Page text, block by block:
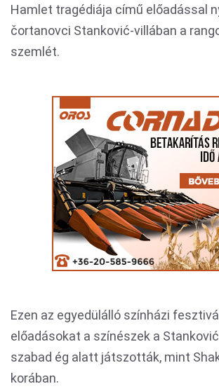
Hamlet tragédiája című előadással
čortanovci Stanković-villában a
szemlét.
Ezen az egyedülálló színházi
előadásokat a színészek a
szabad ég alatt játszották, mint
korában.